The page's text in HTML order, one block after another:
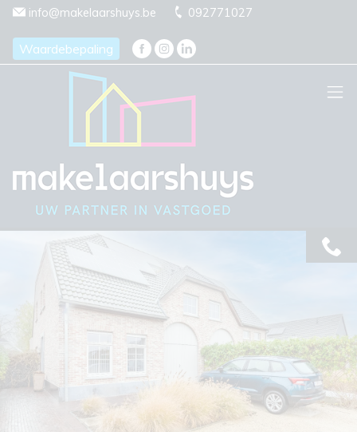
Menu overslaan en naar de inhoud gaan
info@makelaarshuys.be 092771027
Waardebepaling